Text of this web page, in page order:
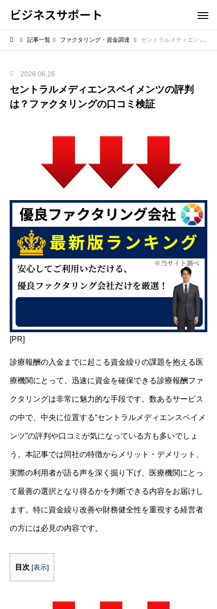
ビジネスサポート
記事一覧 ファクタリング・資金調達 セントラルメディエンスペイメンツの評判は？ファクタリングの口コミ検証
2026.06.26
セントラルメディエンスペイメンツの評判
は？ファクタリングの口コミ検証
[PR]
診療報酬の入金までに起こる資金繰りの課題を抱える医
療機関にとって、迅速に資金を確保できる診療報酬ファ
クタリングは非常に魅力的な手段です。数あるサービス
の中で、中央に位置する“セントラルメディエンスペイメ
ンツ”の評判や口コミが気になっている方も多いでしょ
う。本記事では同社の特徴からメリット・デメリット、
実際の利用者が語る声を深く掘り下げ、医療機関にとっ
て最善の選択となり得るかを判断できる内容をお届けし
ます。特に資金繰り改善や財務健全性を重視する経営者
の方には必見の内容です。
目次 [表示]